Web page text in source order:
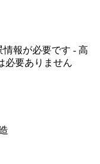
報が必要です - 高
必要ありません